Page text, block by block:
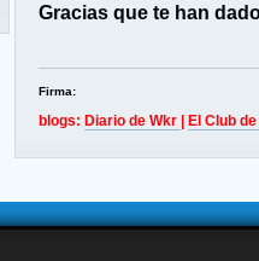
Gracias que te han
Firma:
blogs:Diario de Wkr |El Club